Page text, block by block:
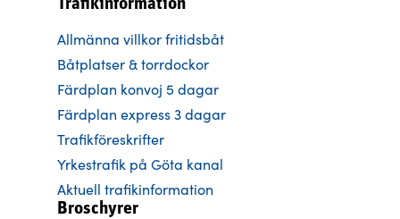
Trafikinformation
Allmänna villkor fritidsbåt
Båtplatser & torrdockor
Färdplan konvoj 5 dagar
Färdplan express 3 dagar
Trafikföreskrifter
Yrkestrafik på Göta kanal
Aktuell trafikinformation
Broschyrer